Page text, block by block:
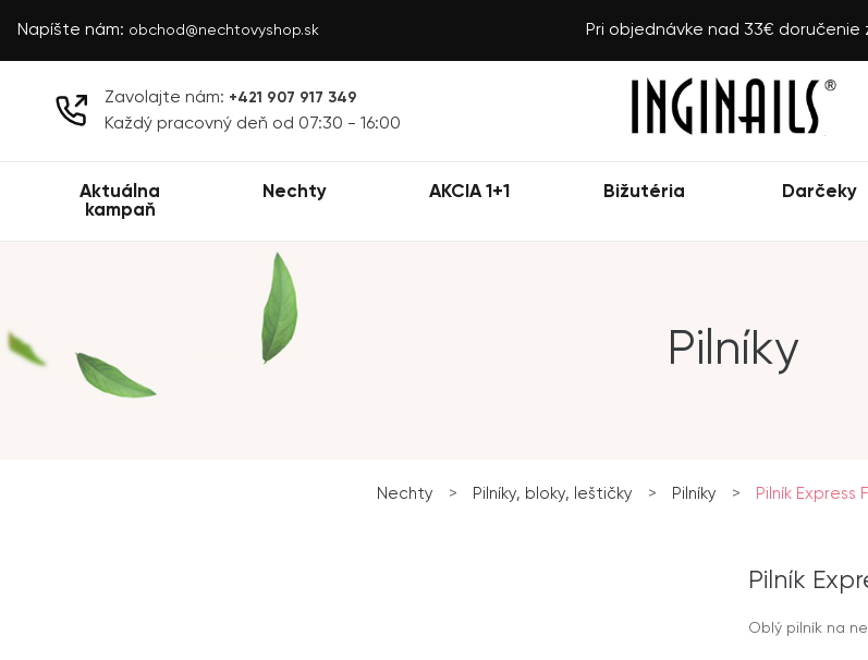
Napíšte nám: obchod@nechtovyshop.sk Pri objednávke nad 33€ doručenie
Zavolajte nám: +421 907 917 349
Každý pracovný deň od 07:30 - 16:00
Aktuálna
kampaň
Nechty AKCIA 1+1 Bižutéria Darčeky
Pilníky
Nechty > Pilníky, bloky, leštičky > Pilníky > Pilník
Pilník
Oblý pilník na